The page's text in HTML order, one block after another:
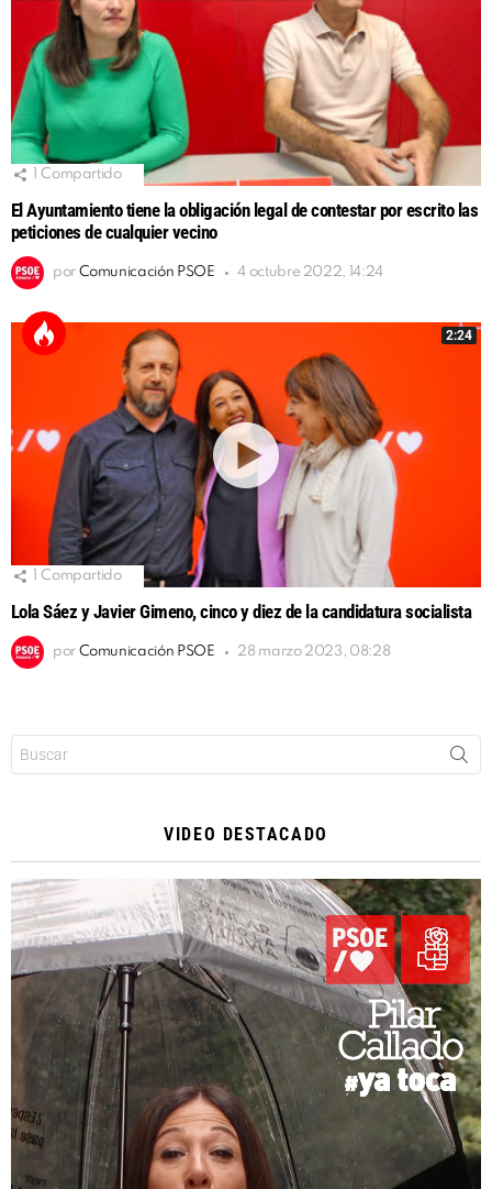
Compartido
El Ayuntamiento tiene la obligación legal de contestar por escrito las
peticiones de cualquier vecino
por Comunicación PSOE 4 octubre 2022, 14:24
2:24
Compartido
Lola Sáez y Javier Gimeno, cinco y diez de la candidatura socialista
por Comunicación PSOE 28 marzo 2023, 08:28
VIDEO DESTACADO
Reproductor
de
vídeo